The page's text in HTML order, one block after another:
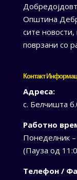
Општина
сите
поврзани со
Контакт
Адреса:
с. Белчишта
Работно
Понеделник –
(Пауза од
Телефон /